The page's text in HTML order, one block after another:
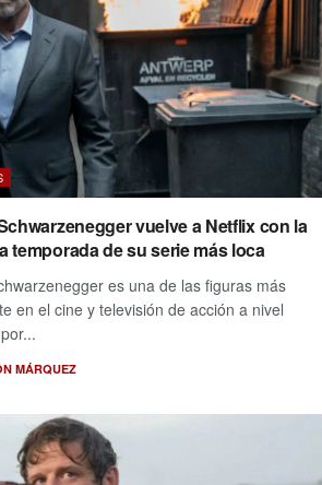
vuelve a Netflix con la
temporada de su serie más loca
es una de las figuras más
en el cine y televisión de acción a nivel
MÁRQUEZ